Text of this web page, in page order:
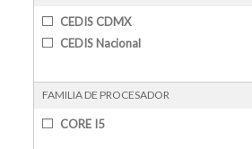
CEDIS CDMX
CEDIS Nacional
FAMILIA DE PROCESADOR
CORE I5